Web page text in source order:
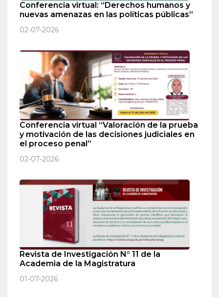
Conferencia virtual: “Derechos humanos y
nuevas amenazas en las políticas públicas”
02-07-2026
Conferencia virtual “Valoración de la prueba
y motivación de las decisiones judiciales en
el proceso penal”
02-07-2026
Revista de Investigación N° 11 de la
Academia de la Magistratura
01-07-2026